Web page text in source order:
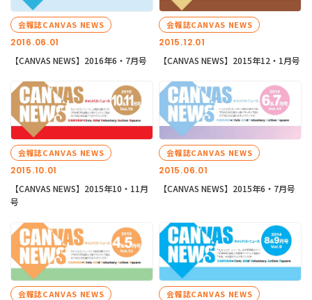
2016.06.01
会報誌CANVAS NEWS
【CANVAS NEWS】2016年6・7月号
2015.12.01
会報誌CANVAS NEWS
【CANVAS NEWS】2015年12・1月号
2015.10.01
会報誌CANVAS NEWS
【CANVAS NEWS】2015年10・11月
号
2015.06.01
会報誌CANVAS NEWS
【CANVAS NEWS】2015年6・7月号
会報誌CANVAS NEWS 会報誌CANVAS NEWS